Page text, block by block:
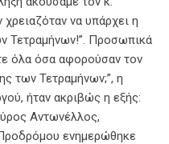
να υπάρχει η
Τετραμήνων!”. Προσωπικά
όλα όσα αφορούσαν τον
των Τετραμήνων;”, η
ήταν ακριβώς η εξής:
Αντωνέλλος,
ενημερώθηκε